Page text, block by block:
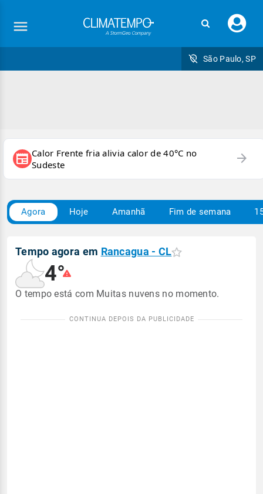
seu
São Paulo, SP
newspaper Calor Frente fria alivia calor de 40°C no
Sudeste
arrow_forward
Agora Hoje Amanhã Fim de semana
Tempo agora em Rancagua - CL
4°
O tempo está com Muitas nuvens no momento.